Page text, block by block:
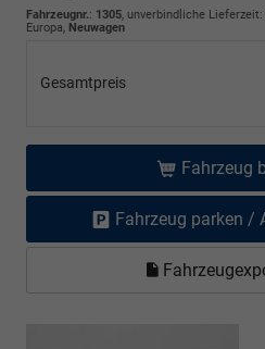
Fahrzeugnr.: 1305, unverbindliche Lieferzeit:
Europa, Neuwagen
Gesamtpreis
Fahrzeug
Fahrzeug parken /